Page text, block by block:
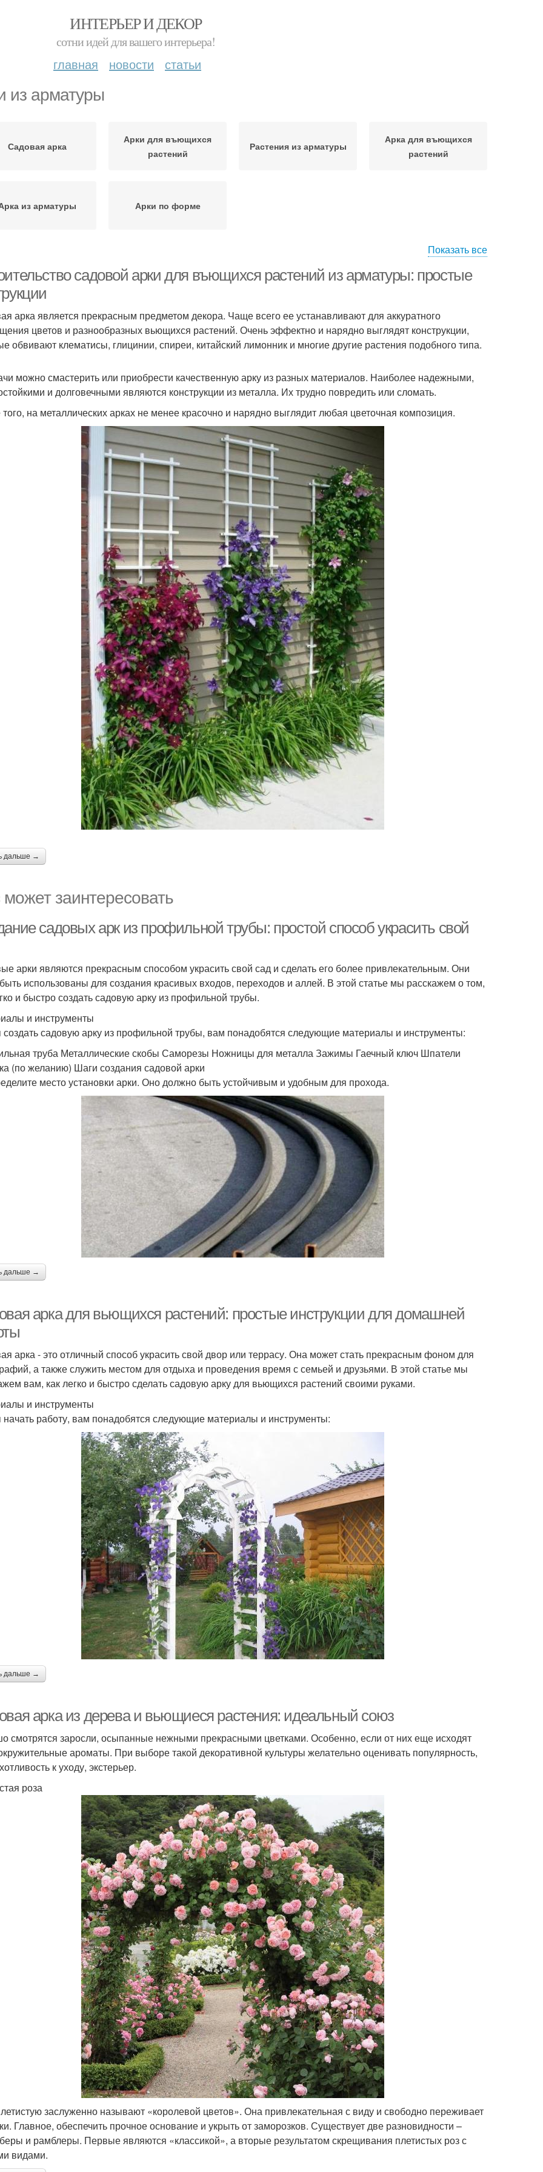
ИНТЕРЬЕР И ДЕКОР
сотни идей для вашего интерьера!
главная новости статьи
из арматуры
Садовая арка
Арки для въющихся
растений
Растения из арматуры
Арка для въющихся
растений
из арматуры Арки по форме
Показать все
садовой арки для въющихся растений из арматуры: простые
арка является прекрасным предметом декора. Чаще всего ее устанавливают для аккуратного
цветов и разнообразных вьющихся растений. Очень эффектно и нарядно выглядят конструкции,
обвивают клематисы, глицинии, спиреи, китайский лимонник и многие другие растения подобного типа.
можно смастерить или приобрести качественную арку из разных материалов. Наиболее надежными,
и долговечными являются конструкции из металла. Их трудно повредить или сломать.
на металлических арках не менее красочно и нарядно выглядит любая цветочная композиция.
дальше →
заинтересовать
садовых арк из профильной трубы: простой способ украсить свой
арки являются прекрасным способом украсить свой сад и сделать его более привлекательным. Они
использованы для создания красивых входов, переходов и аллей. В этой статье мы расскажем о том,
и быстро создать садовую арку из профильной трубы.
и инструменты
садовую арку из профильной трубы, вам понадобятся следующие материалы и инструменты:
труба Металлические скобы Саморезы Ножницы для металла Зажимы Гаечный ключ Шпатели
(по желанию) Шаги создания садовой арки
место установки арки. Оно должно быть устойчивым и удобным для прохода.
дальше →
арка для вьющихся растений: простые инструкции для домашней
арка - это отличный способ украсить свой двор или террасу. Она может стать прекрасным фоном для
а также служить местом для отдыха и проведения время с семьей и друзьями. В этой статье мы
вам, как легко и быстро сделать садовую арку для вьющихся растений своими руками.
и инструменты
работу, вам понадобятся следующие материалы и инструменты:
дальше →
арка из дерева и вьющиеся растения: идеальный союз
смотрятся заросли, осыпанные нежными прекрасными цветками. Особенно, если от них еще исходят
ароматы. При выборе такой декоративной культуры желательно оценивать популярность,
к уходу, экстерьер.
роза
заслуженно называют «королевой цветов». Она привлекательная с виду и свободно переживает
Главное, обеспечить прочное основание и укрыть от заморозков. Существует две разновидности –
и рамблеры. Первые являются «классикой», а вторые результатом скрещивания плетистых роз с
видами.